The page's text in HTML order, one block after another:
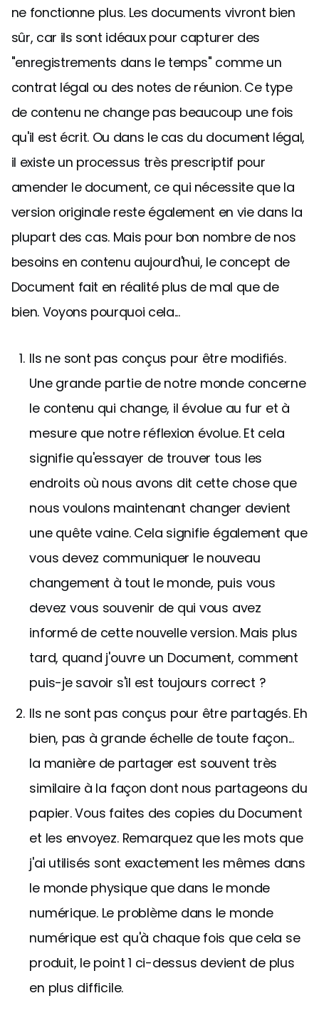
ne fonctionne plus. Les documents vivront bien
sûr, car ils sont idéaux pour capturer des
"enregistrements dans le temps" comme un
contrat légal ou des notes de réunion. Ce type
de contenu ne change pas beaucoup une fois
qu'il est écrit. Ou dans le cas du document légal,
il existe un processus très prescriptif pour
amender le document, ce qui nécessite que la
version originale reste également en vie dans la
plupart des cas. Mais pour bon nombre de nos
besoins en contenu aujourd'hui, le concept de
Document fait en réalité plus de mal que de
bien. Voyons pourquoi cela...
Ils ne sont pas conçus pour être modifiés.
Une grande partie de notre monde concerne
le contenu qui change, il évolue au fur et à
mesure que notre réflexion évolue. Et cela
signifie qu'essayer de trouver tous les
endroits où nous avons dit cette chose que
nous voulons maintenant changer devient
une quête vaine. Cela signifie également que
vous devez communiquer le nouveau
changement à tout le monde, puis vous
devez vous souvenir de qui vous avez
informé de cette nouvelle version. Mais plus
tard, quand j'ouvre un Document, comment
puis-je savoir s'il est toujours correct ?
Ils ne sont pas conçus pour être partagés. Eh
bien, pas à grande échelle de toute façon...
la manière de partager est souvent très
similaire à la façon dont nous partageons du
papier. Vous faites des copies du Document
et les envoyez. Remarquez que les mots que
j'ai utilisés sont exactement les mêmes dans
le monde physique que dans le monde
numérique. Le problème dans le monde
numérique est qu'à chaque fois que cela se
produit, le point 1 ci-dessus devient de plus
en plus difficile.